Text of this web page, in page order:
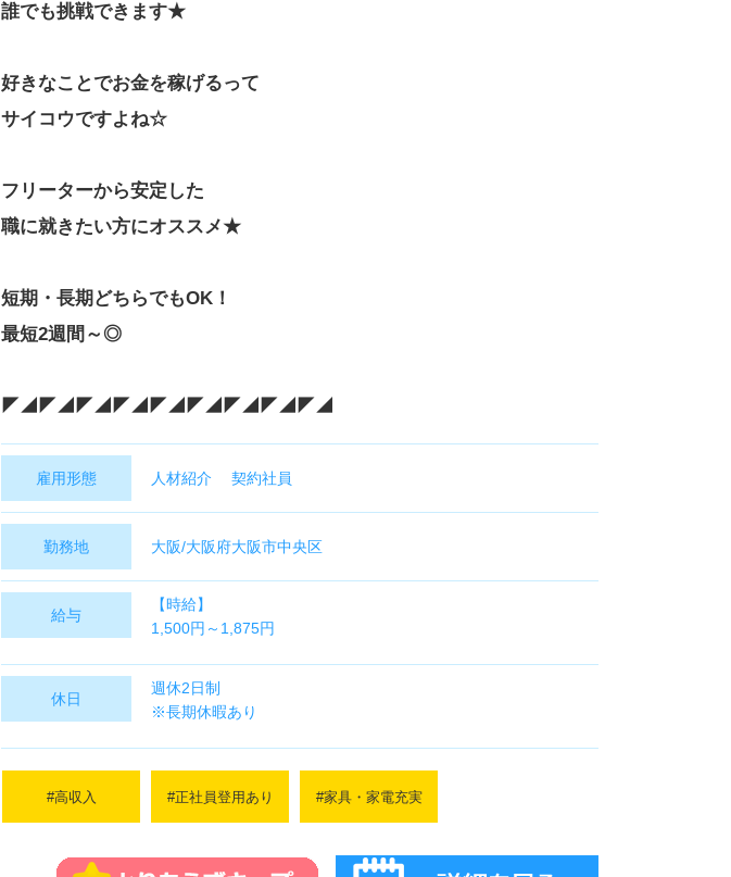
誰でも挑戦できます★
好きなことでお金を稼げるって
サイコウですよね☆
フリーターから安定した
職に就きたい方にオススメ★
短期・長期どちらでもOK！
最短2週間～◎
◤◢◤◢◤◢◤◢◤◢◤◢◤◢◤◢◤◢
雇用形態 人材紹介 契約社員
勤務地 大阪/大阪府大阪市中央区
給与
【時給】
1,500円～1,875円
292,000円～
※昇給あり
※日払い・週払い制度あり
※残業・深夜・休日・出張手当あり
※交通費規定内支給
※勤務時間内は食事付き
休日
週休2日制
※長期休暇あり
#高収入 #正社員登用あり #家具・家電充実
大阪その他 の高収入求人スグナビ